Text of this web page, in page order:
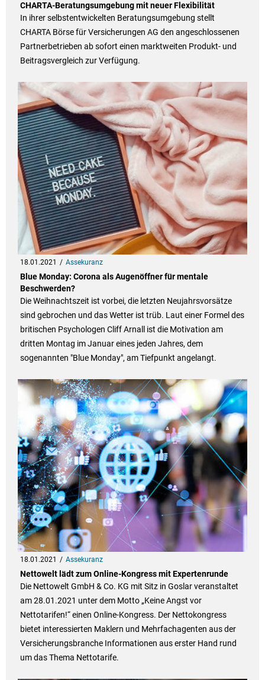
CHARTA-Beratungsumgebung mit neuer Flexibilität
In ihrer selbstentwickelten Beratungsumgebung stellt
CHARTA Börse für Versicherungen AG den angeschlossenen
Partnerbetrieben ab sofort einen marktweiten Produkt- und
Beitragsvergleich zur Verfügung.
18.01.2021 Assekuranz
Blue Monday: Corona als Augenöffner für mentale
Beschwerden?
Die Weihnachtszeit ist vorbei, die letzten Neujahrsvorsätze
sind gebrochen und das Wetter ist trüb. Laut einer Formel des
britischen Psychologen Cliff Arnall ist die Motivation am
dritten Montag im Januar eines jeden Jahres, dem
sogenannten "Blue Monday", am Tiefpunkt angelangt.
18.01.2021 Assekuranz
Nettowelt lädt zum Online-Kongress mit Expertenrunde
Die Nettowelt GmbH & Co. KG mit Sitz in Goslar veranstaltet
am 28.01.2021 unter dem Motto „Keine Angst vor
Nettotarifen!“ einen Online-Kongress. Der Nettokongress
bietet interessierten Maklern und Mehrfachagenten aus der
Versicherungsbranche Informationen aus erster Hand rund
um das Thema Nettotarife.